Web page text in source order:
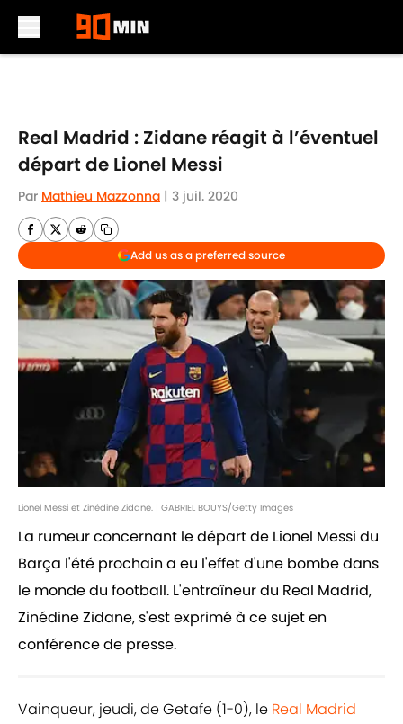
Real Madrid : Zidane réagit à l’éventuel
départ de Lionel Messi
Par Mathieu Mazzonna | 3 juil. 2020
Add us as a preferred source
Lionel Messi et Zinédine Zidane. | GABRIEL BOUYS/Getty Images
La rumeur concernant le départ de Lionel Messi du
Barça l'été prochain a eu l'effet d'une bombe dans
le monde du football. L'entraîneur du Real Madrid,
Zinédine Zidane, s'est exprimé à ce sujet en
conférence de presse.
Vainqueur, jeudi, de Getafe (1-0), le Real Madrid